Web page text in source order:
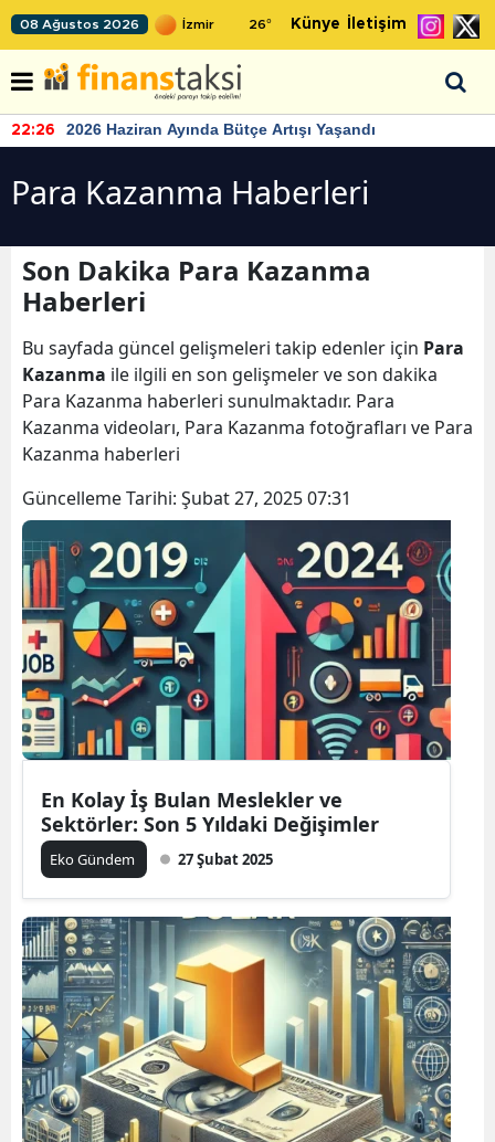
08 Ağustos 2026 26° Künye İletişim
22:26 2026 Haziran Ayında Bütçe Artışı Yaşandı
Para Kazanma Haberleri
Son Dakika Para Kazanma
Haberleri
Bu sayfada güncel gelişmeleri takip edenler için Para
Kazanma ile ilgili en son gelişmeler ve son dakika
Para Kazanma haberleri sunulmaktadır. Para
Kazanma videoları, Para Kazanma fotoğrafları ve Para
Kazanma haberleri
Güncelleme Tarihi: Şubat 27, 2025 07:31
En Kolay İş Bulan Meslekler ve
Sektörler: Son 5 Yıldaki Değişimler
Eko Gündem 27 Şubat 2025